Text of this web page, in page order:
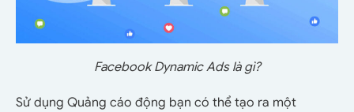
Facebook Dynamic Ads là gì?
Sử dụng Quảng cáo động bạn có thể tạo ra một